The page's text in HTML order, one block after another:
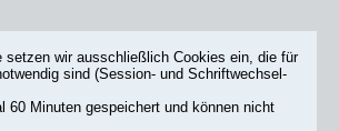
setzen wir ausschließlich Cookies ein, die für
sind (Session- und Schriftwechsel-
60 Minuten gespeichert und können nicht